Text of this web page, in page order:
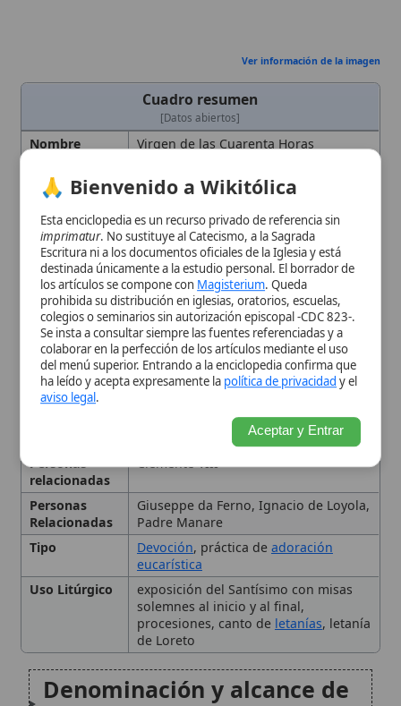
como la expansión otomana
Fecha de
1592
Origen
Milán, Italia
Religiosa
Personas
relacionadas
Personas
Relacionadas
Giuseppe da Ferno, Ignacio de Loyola,
Padre Manare
Tipo
Devoción , práctica deadoración
eucarística
Uso Litúrgico
exposición del Santísimo con misas
solemnes al inicio y al final,
procesiones, canto deletanías, letanía
de Loreto
Denominación y alcance de
Distinción entre piedad
mariana y adoración
eucarística
Orígenes en la historia de la
adoración en Milán
Desarrollo y reglamentación
de la devoción
prohibida su distribución en iglesias, oratorios, escuelas,
colegios o seminarios sin autorización episcopal -CDC 823-.
Se insta a consultar siempre las fuentes referenciadas y a
colaborar en la perfección de los artículos mediante el uso
del menú superior. Entrando a la enciclopedia confirma que
ha leído y acepta expresamente lapolítica de privacidady el
aviso legal